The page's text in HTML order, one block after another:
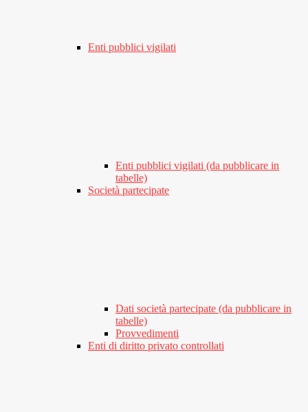
Enti pubblici vigilati
Enti pubblici vigilati (da pubblicare in
tabelle)
Società partecipate
Dati società partecipate (da pubblicare in
tabelle)
Provvedimenti
Enti di diritto privato controllati